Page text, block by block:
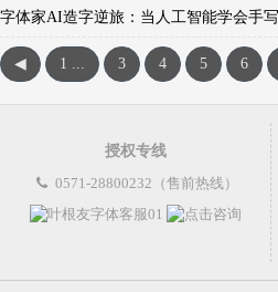
字体家AI造字逆旅：当人工智能学会手
◀ 1 ... 3 4 5 6
授权专线
0571-28800232（售前热线）